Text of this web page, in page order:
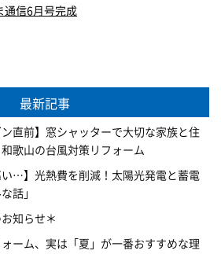
通信6月号完成
最新記事
ン直前】窓シャッターで大切な家族と住
歌山の台風対策リフォーム
い…】光熱費を削減！太陽光発電と蓄電
話」
知らせ＊
ーム、実は「夏」が一番おすすめな理